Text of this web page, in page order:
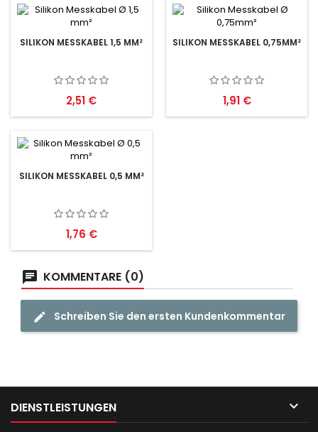
SILIKON MESSKABEL 1,5 MM²
Preis
2,51 €
SILIKON MESSKABEL 0,75MM²
Preis
1,91 €
SILIKON MESSKABEL 0,5 MM²
Preis
1,76 €
KOMMENTARE (0)
Schreiben Sie den ersten Kundenkommentar
DIENSTLEISTUNGEN 